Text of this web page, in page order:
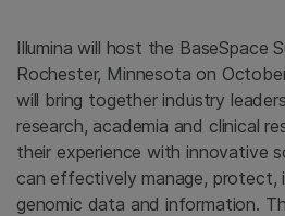
Illumina will host the BaseSpace
Rochester, Minnesota on
will bring together industry
research, academia and clinical
their experience with innovative
can effectively manage, protect,
genomic data and information.